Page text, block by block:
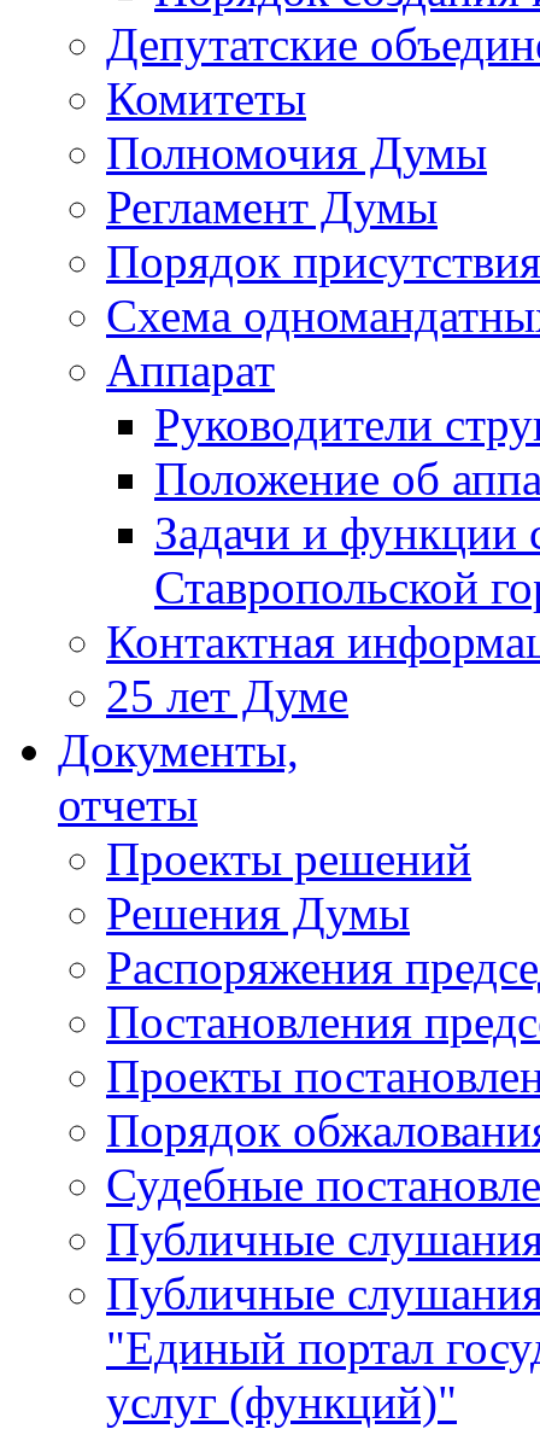
Депутатские
Комитеты
Полномочия Думы
Регламент Думы
Порядок
Схема
Аппарат
Руководители
Положение об
Задачи и функции
Ставропольской
Контактная
25 лет Думе
Документы,
отчеты
Проекты решений
Решения Думы
Распоряжения
Постановления
Проекты
Порядок
Судебные
Публичные
Публичные
"Единый портал
услуг (функций)"